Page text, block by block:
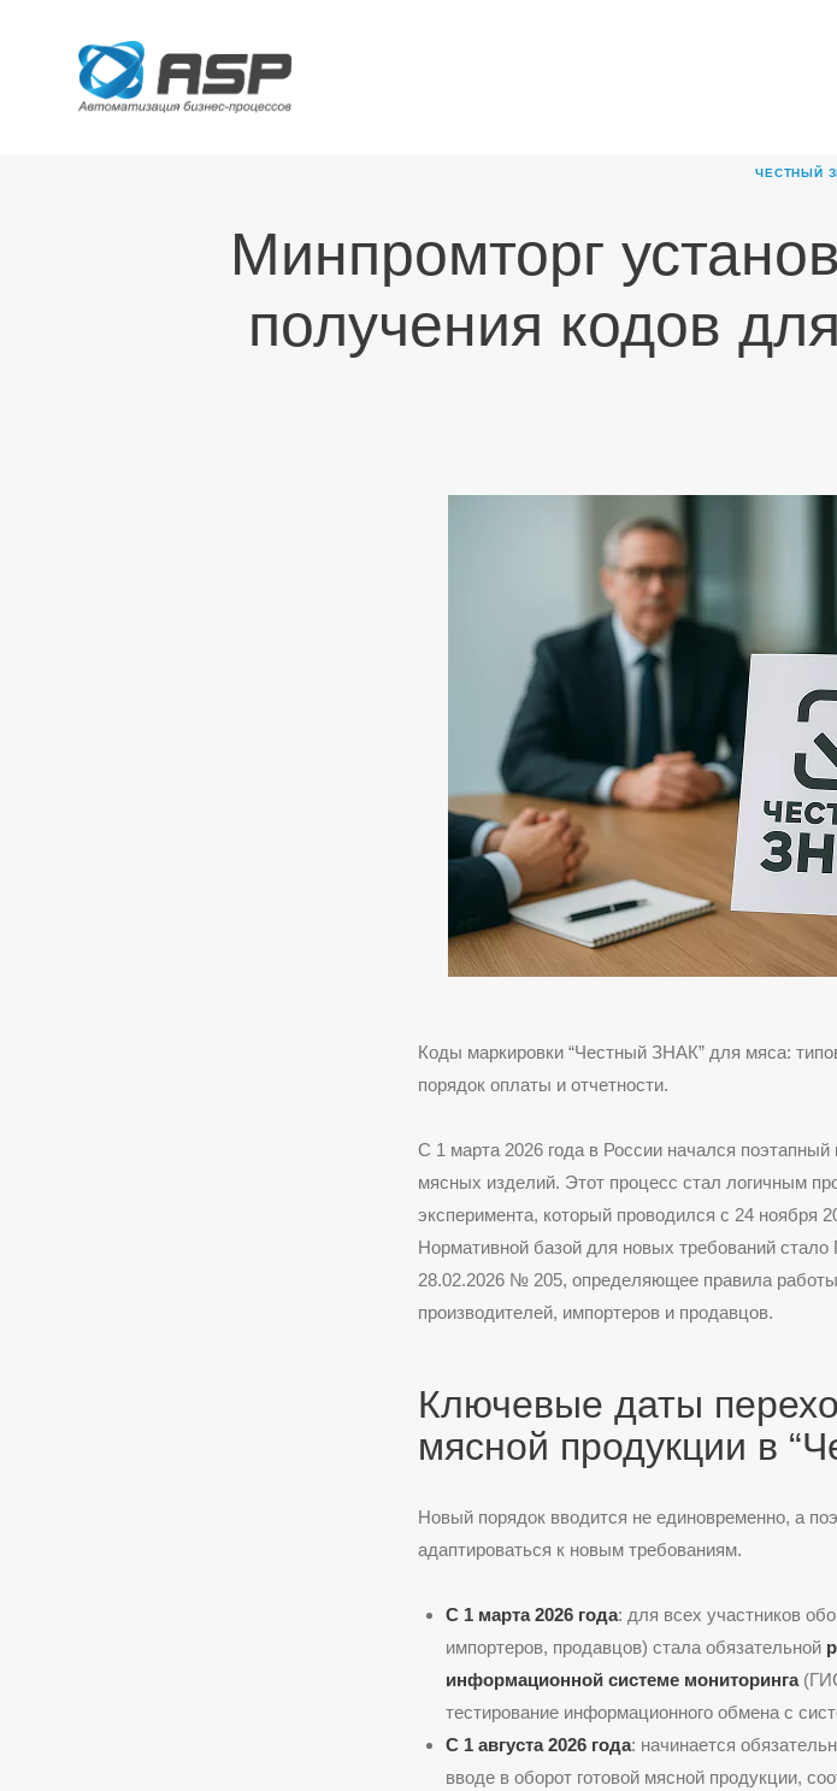
ЧЕСТНЫЙ
Минпромторг
получения кодов
НОВОСТИ
КАРЬЕРА
ПАРТНЕРЫ
Коды маркировки “Честный ЗНАК” для мяса:
порядок оплаты и отчетности.
С 1 марта 2026 года в России начался
мясных изделий. Этот процесс стал логичным
эксперимента, который проводился с 24 ноября
Нормативной базой для новых требований
28.02.2026 № 205, определяющее правила
производителей, импортеров и продавцов.
Ключевые даты
мясной продукции в
Новый порядок вводится не единовременно, а
адаптироваться к новым требованиям.
С 1 марта 2026 года: для всех участников
импортеров, продавцов) стала обязательной
информационной системе мониторинга
тестирование информационного обмена с
С 1 августа 2026 года: начинается
вводе в оборот готовой мясной продукции,